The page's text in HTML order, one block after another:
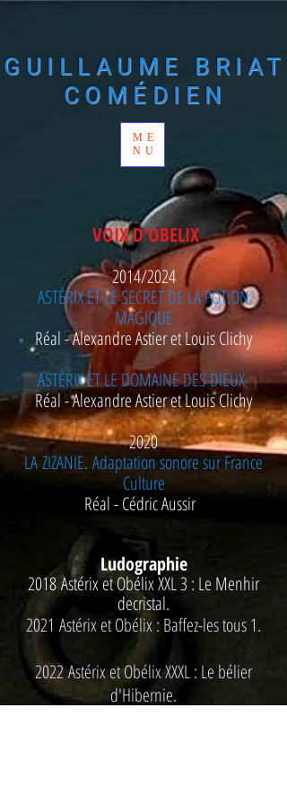
ME
NU
​GUILLAUME BRIAT
COMÉDIEN
VOIX D'OBELIX
2014/2024
ASTÉRIX ET LE SECRET DE LA POTION
MAGIQUE
Réal - Alexandre Astier et Louis Clichy
ASTÉRIX ET LE DOMAINE DES DIEUX
Réal - Alexandre Astier et Louis Clichy
2020
LAZIZANIE. Adaptation sonore sur France
Culture
Réal - Cédric Aussir
Ludographie
2018Astérix et Obélix XXL 3 : Le Menhir
decristal.
2021 Astérix et Obélix : Baffez-les tous 1.
2022Astérix et Obélix XXXL : Le bélier
d'Hibernie.